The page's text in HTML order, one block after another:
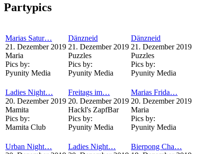
Partypics
Marias Satur…
21. Dezember 2019
Maria
Pics by:
Pyunity Media
Dänzneid
21. Dezember 2019
Puzzles
Pics by:
Pyunity Media
Dänzneid
21. Dezember 2019
Puzzles
Pics by:
Pyunity Media
Ladies Night…
20. Dezember 2019
Mamita
Pics by:
Mamita Club
Freitags im…
20. Dezember 2019
Hackl's ZapfBar
Pics by:
Pyunity Media
Marias Frida…
20. Dezember 2019
Maria
Pics by:
Pyunity Media
Urban Night…
Ladies Night…
Bierpong Cha…